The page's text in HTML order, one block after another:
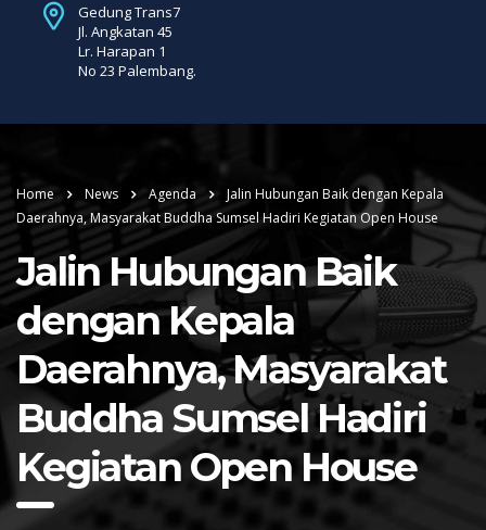
Gedung Trans7
Jl. Angkatan 45
Lr. Harapan 1
No 23 Palembang.
Home News Agenda
Jalin Hubungan Baik dengan Kepala
Daerahnya, Masyarakat Buddha Sumsel Hadiri Kegiatan Open House
Jalin Hubungan Baik
dengan Kepala
Daerahnya, Masyarakat
Buddha Sumsel Hadiri
Kegiatan Open House